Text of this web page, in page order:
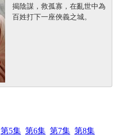
揭陰謀，救孤寡，在亂世中為
百姓打下一座俠義之城。
第5集 第6集 第7集 第8集